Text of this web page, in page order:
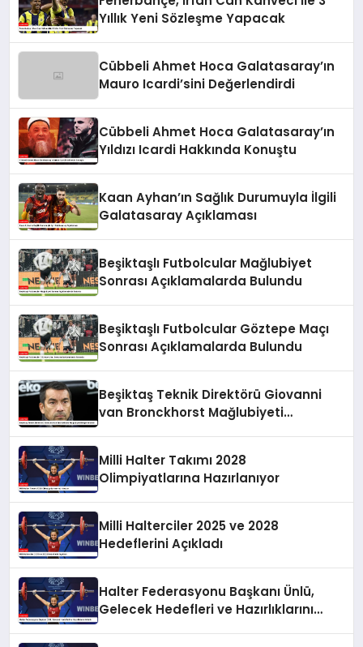
Yıllık Yeni Sözleşme Yapacak
Cübbeli Ahmet Hoca Galatasaray’ın
Mauro Icardi’sini Değerlendirdi
Cübbeli Ahmet Hoca Galatasaray’ın
Yıldızı Icardi Hakkında Konuştu
Kaan Ayhan’ın Sağlık Durumuyla İlgili
Galatasaray Açıklaması
Beşiktaşlı Futbolcular Mağlubiyet
Sonrası Açıklamalarda Bulundu
Beşiktaşlı Futbolcular Göztepe Maçı
Sonrası Açıklamalarda Bulundu
Beşiktaş Teknik Direktörü Giovanni
van Bronckhorst Mağlubiyeti
Milli Halter Takımı 2028
Olimpiyatlarına Hazırlanıyor
Milli Halterciler 2025 ve 2028
Hedeflerini Açıkladı
Halter Federasyonu Başkanı Ünlü,
Gelecek Hedefleri ve Hazırlıklarını